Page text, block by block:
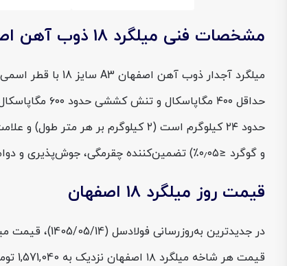
مشخصات فنی میلگرد 18 ذوب آهن اصفهان
و گوگرد ≤۰٫۰۵٪) تضمین‌کننده چقرمگی، جوش‌پذیری و دوام محصول است. همه این عوامل، قیمت میلگرد ۱۸ اصفهان را نسبت به دیگر برندها کمی بیشتر می‌کند.
قیمت روز میلگرد 18 اصفهان